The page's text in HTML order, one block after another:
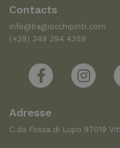
Contacts
info@bagliocchipinti.com
(+39) 349 394 4359
Adresse
C.da Fossa di Lupo 97019